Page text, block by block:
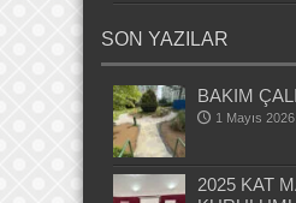
SON YAZILAR
BAKIM
1 Mayıs 2026
2025 KAT